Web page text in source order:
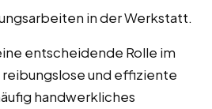
in der Werkstatt.
entscheidende Rolle im
und effiziente
handwerkliches